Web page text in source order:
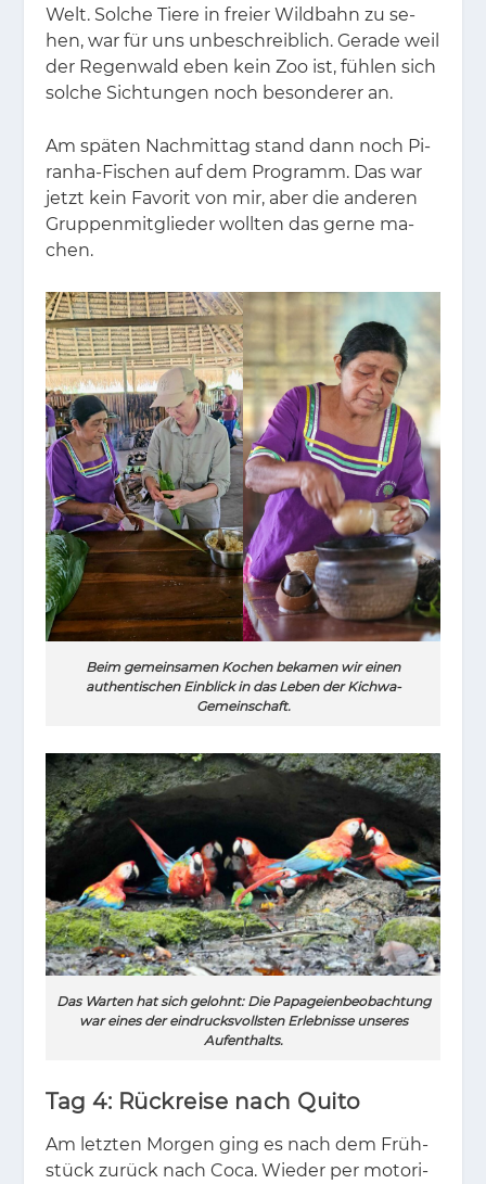
Welt. Sol­che Tie­re in frei­er Wild­bahn zu se­
hen, war für uns un­be­schreib­lich. Ge­ra­de weil
der Re­gen­wald eben kein Zoo ist, füh­len sich
sol­che Sich­tun­gen noch be­son­de­rer an.
Am spä­ten Nach­mit­tag stand dann noch Pi­
ran­ha-Fi­schen auf dem Pro­gramm. Das war
jetzt kein Fa­vo­rit von mir, aber die an­de­ren
Grup­pen­mit­glie­der woll­ten das ger­ne ma­
chen.
Beim gemeinsamen Kochen bekamen wir einen
authentischen Einblick in das Leben der Kichwa-
Gemeinschaft.
Das Warten hat sich gelohnt: Die Papageienbeobachtung
war eines der eindrucksvollsten Erlebnisse unseres
Aufenthalts.
Tag 4: Rückreise nach Quito
Am letz­ten Mor­gen ging es nach dem Früh­
stück zu­rück nach Coca. Wie­der per mo­to­ri­